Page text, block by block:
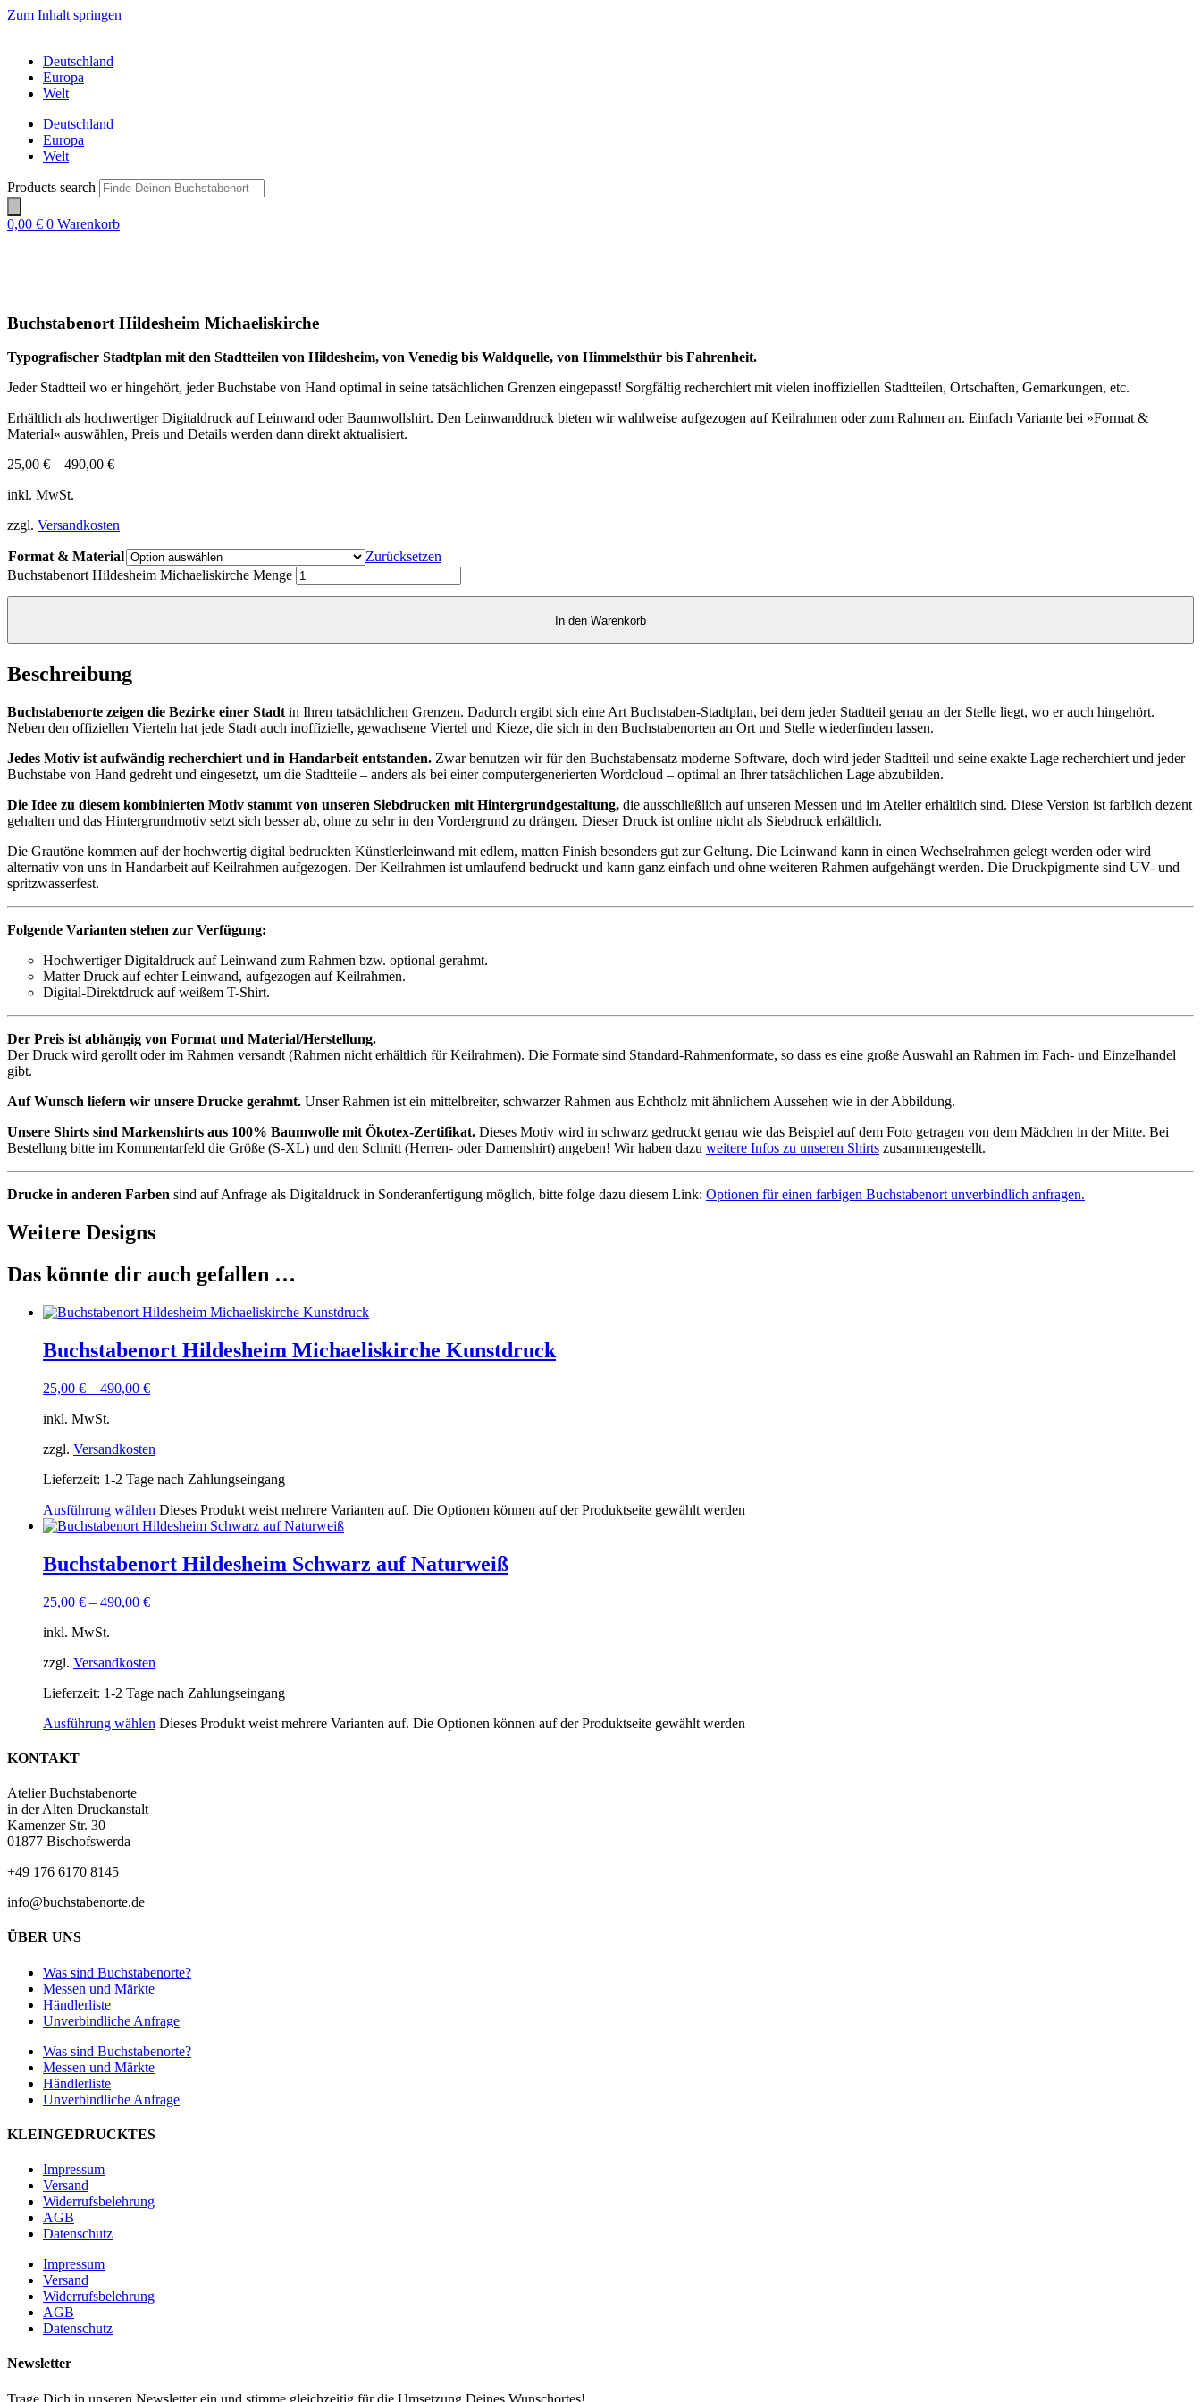
Zum Inhalt springen
Deutschland
Europa
Welt
Deutschland
Europa
Welt
Products search
0,00 € 0 Warenkorb
Buchstabenort Hildesheim Michaeliskirche
Typografischer Stadtplan mit den Stadtteilen von Hildesheim, von Venedig bis Waldquelle, von Himmelsthür bis Fahrenheit.
Jeder Stadtteil wo er hingehört, jeder Buchstabe von Hand optimal in seine tatsächlichen Grenzen eingepasst! Sorgfältig recherchiert mit vielen inoffiziellen Stadtteilen, Ortschaften, Gemarkungen, etc.
Erhältlich als hochwertiger Digitaldruck auf Leinwand oder Baumwollshirt. Den Leinwanddruck bieten wir wahlweise aufgezogen auf Keilrahmen oder zum Rahmen an. Einfach Variante bei »Format &
Material« auswählen, Preis und Details werden dann direkt aktualisiert.
25,00 € – 490,00 €
inkl. MwSt.
zzgl. Versandkosten
Format & Material
Zurücksetzen
Buchstabenort Hildesheim Michaeliskirche Menge
In den Warenkorb
Beschreibung
Buchstabenorte zeigen die Bezirke einer Stadt in Ihren tatsächlichen Grenzen. Dadurch ergibt sich eine Art Buchstaben-Stadtplan, bei dem jeder Stadtteil genau an der Stelle liegt, wo er auch hingehört.
Neben den offiziellen Vierteln hat jede Stadt auch inoffizielle, gewachsene Viertel und Kieze, die sich in den Buchstabenorten an Ort und Stelle wiederfinden lassen.
Jedes Motiv ist aufwändig recherchiert und in Handarbeit entstanden. Zwar benutzen wir für den Buchstabensatz moderne Software, doch wird jeder Stadtteil und seine exakte Lage recherchiert und jeder
Buchstabe von Hand gedreht und eingesetzt, um die Stadtteile – anders als bei einer computergenerierten Wordcloud – optimal an Ihrer tatsächlichen Lage abzubilden.
Die Idee zu diesem kombinierten Motiv stammt von unseren Siebdrucken mit Hintergrundgestaltung, die ausschließlich auf unseren Messen und im Atelier erhältlich sind. Diese Version ist farblich dezent
gehalten und das Hintergrundmotiv setzt sich besser ab, ohne zu sehr in den Vordergrund zu drängen. Dieser Druck ist online nicht als Siebdruck erhältlich.
Die Grautöne kommen auf der hochwertig digital bedruckten Künstlerleinwand mit edlem, matten Finish besonders gut zur Geltung. Die Leinwand kann in einen Wechselrahmen gelegt werden oder wird
alternativ von uns in Handarbeit auf Keilrahmen aufgezogen. Der Keilrahmen ist umlaufend bedruckt und kann ganz einfach und ohne weiteren Rahmen aufgehängt werden. Die Druckpigmente sind UV- und
spritzwasserfest.
Folgende Varianten stehen zur Verfügung:
Hochwertiger Digitaldruck auf Leinwand zum Rahmen bzw. optional gerahmt.
Matter Druck auf echter Leinwand, aufgezogen auf Keilrahmen.
Digital-Direktdruck auf weißem T-Shirt.
Der Preis ist abhängig von Format und Material/Herstellung.
Der Druck wird gerollt oder im Rahmen versandt (Rahmen nicht erhältlich für Keilrahmen). Die Formate sind Standard-Rahmenformate, so dass es eine große Auswahl an Rahmen im Fach- und Einzelhandel
gibt.
Auf Wunsch liefern wir unsere Drucke gerahmt. Unser Rahmen ist ein mittelbreiter, schwarzer Rahmen aus Echtholz mit ähnlichem Aussehen wie in der Abbildung.
Unsere Shirts sind Markenshirts aus 100% Baumwolle mit Ökotex-Zertifikat. Dieses Motiv wird in schwarz gedruckt genau wie das Beispiel auf dem Foto getragen von dem Mädchen in der Mitte. Bei
Bestellung bitte im Kommentarfeld die Größe (S-XL) und den Schnitt (Herren- oder Damenshirt) angeben! Wir haben dazu weitere Infos zu unseren Shirts zusammengestellt.
Drucke in anderen Farben sind auf Anfrage als Digitaldruck in Sonderanfertigung möglich, bitte folge dazu diesem Link: Optionen für einen farbigen Buchstabenort unverbindlich anfragen.
Weitere Designs
Das könnte dir auch gefallen …
Buchstabenort Hildesheim Michaeliskirche Kunstdruck
25,00 € – 490,00 €
inkl. MwSt.
zzgl. Versandkosten
Lieferzeit: 1-2 Tage nach Zahlungseingang
Ausführung wählen Dieses Produkt weist mehrere Varianten auf. Die Optionen können auf der Produktseite gewählt werden
Buchstabenort Hildesheim Schwarz auf Naturweiß
25,00 € – 490,00 €
inkl. MwSt.
zzgl. Versandkosten
Lieferzeit: 1-2 Tage nach Zahlungseingang
Ausführung wählen Dieses Produkt weist mehrere Varianten auf. Die Optionen können auf der Produktseite gewählt werden
KONTAKT
Atelier Buchstabenorte
in der Alten Druckanstalt
Kamenzer Str. 30
01877 Bischofswerda
+49 176 6170 8145
info@buchstabenorte.de
ÜBER UNS
Was sind Buchstabenorte?
Messen und Märkte
Händlerliste
Unverbindliche Anfrage
Was sind Buchstabenorte?
Messen und Märkte
Händlerliste
Unverbindliche Anfrage
KLEINGEDRUCKTES
Impressum
Versand
Widerrufsbelehrung
AGB
Datenschutz
Impressum
Versand
Widerrufsbelehrung
AGB
Datenschutz
Newsletter
Trage Dich in unseren Newsletter ein und stimme gleichzeitig für die Umsetzung Deines Wunschortes!